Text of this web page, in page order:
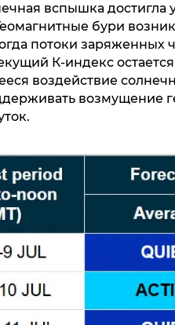
вспышка достигла
бури
потоки заряженных
К-индекс
воздействие
возмущение